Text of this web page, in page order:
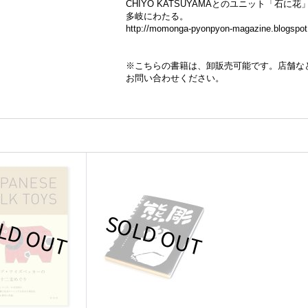
CHIYO KATSUYAMAとのユニット「石に花
多岐にわたる。
http://momonga-pyonpyon-
※こちらの書籍は、卸販売可能です。店舗
お問い合わせください。